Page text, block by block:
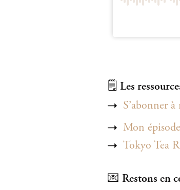
🗒️ Les
S’abonner
Mon
Tokyo Tea
💌 Restons en